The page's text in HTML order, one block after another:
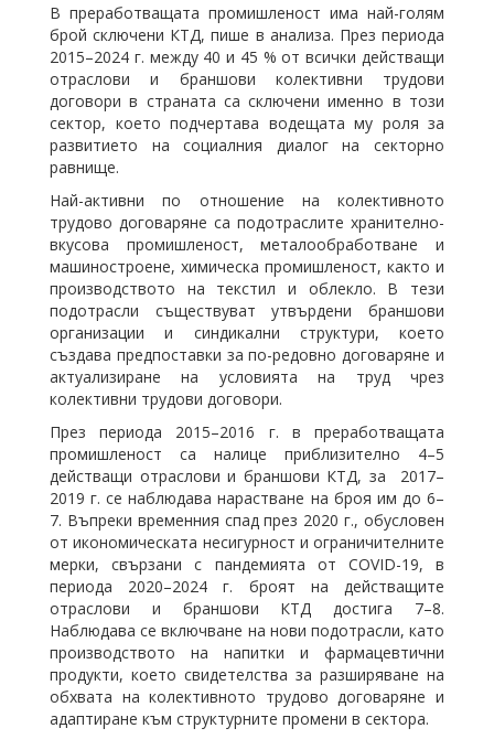
В преработващата промишленост има най-голям
брой сключени КТД, пише в анализа. През периода
2015–2024 г. между 40 и 45 % от всички действащи
отраслови и браншови колективни трудови
договори в страната са сключени именно в този
сектор, което подчертава водещата му роля за
развитието на социалния диалог на секторно
равнище.
Най-активни по отношение на колективното
трудово договаряне са подотраслите хранително-
вкусова промишленост, металообработване и
машиностроене, химическа промишленост, както и
производството на текстил и облекло. В тези
подотрасли съществуват утвърдени браншови
организации и синдикални структури, което
създава предпоставки за по-редовно договаряне и
актуализиране на условията на труд чрез
колективни трудови договори.
През периода 2015–2016 г. в преработващата
промишленост са налице приблизително 4–5
действащи отраслови и браншови КТД, за 2017–
2019 г. се наблюдава нарастване на броя им до 6–
7. Въпреки временния спад през 2020 г., обусловен
от икономическата несигурност и ограничителните
мерки, свързани с пандемията от COVID-19, в
периода 2020–2024 г. броят на действащите
отраслови и браншови КТД достига 7–8.
Наблюдава се включване на нови подотрасли, като
производството на напитки и фармацевтични
продукти, което свидетелства за разширяване на
обхвата на колективното трудово договаряне и
адаптиране към структурните промени в сектора.